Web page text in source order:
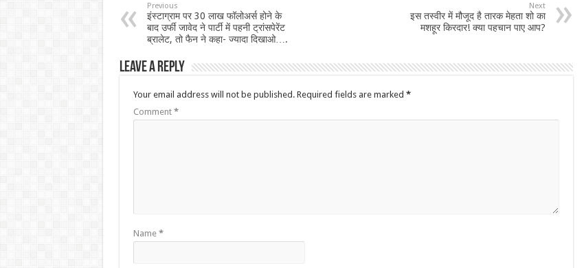
Previous
इंस्टाग्राम पर 30 लाख फॉलोअर्स होने के
बाद उर्फी जावेद ने पार्टी में पहनी ट्रांसपेरेंट
ब्रालेट, तो फैन ने कहा- ज्यादा दिखाओ….
Next
इस तस्वीर में मौजूद है तारक मेहता शो का
मशहूर किरदार! क्या पहचान पाए आप?
Leave a Reply
Your email address will not be published. Required fields are marked *
Comment *
Name *